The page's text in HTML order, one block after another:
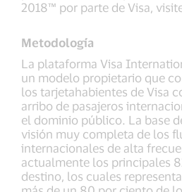
2018™ por parte de Visa,
Metodología
La plataforma Visa
un modelo propietario que
los tarjetahabientes de Visa
arribo de pasajeros
el dominio público. La base
visión muy completa de los
internacionales de alta
actualmente los principales
destino, los cuales